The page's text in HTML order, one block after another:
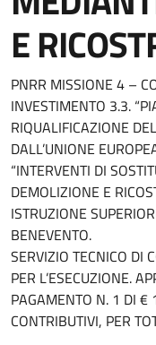
E
PNRR MISSIONE 4 –
INVESTIMENTO 3.3.
RIQUALIFICAZIONE
DALL’UNIONE
“INTERVENTI DI
DEMOLIZIONE E
ISTRUZIONE
BENEVENTO.
SERVIZIO TECNICO DI
PER L’ESECUZIONE.
PAGAMENTO N. 1 DI €
CONTRIBUTIVI, PER